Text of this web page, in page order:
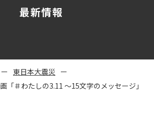
最新情報
東日本大震災
「＃わたしの3.11 〜15文字のメッセージ」